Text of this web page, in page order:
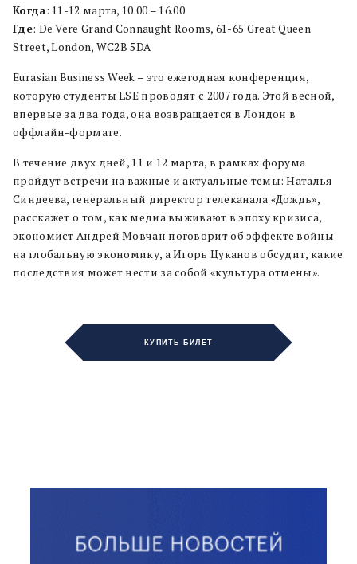
Когда: 11-12 марта, 10.00 – 16.00
Где: De Vere Grand Connaught Rooms, 61-65 Great Queen
Street, London, WC2B 5DA
Eurasian Business Week – это ежегодная конференция,
которую студенты LSE проводят с 2007 года. Этой весной,
впервые за два года, она возвращается в Лондон в
оффлайн-формате.
В течение двух дней, 11 и 12 марта, в рамках форума
пройдут встречи на важные и актуальные темы: Наталья
Синдеева, генеральный директор телеканала «Дождь»,
расскажет о том, как медиа выживают в эпоху кризиса,
экономист Андрей Мовчан поговорит об эффекте войны
на глобальную экономику, а Игорь Цуканов обсудит, какие
последствия может нести за собой «культура отмены».
КУПИТЬ БИЛЕТ